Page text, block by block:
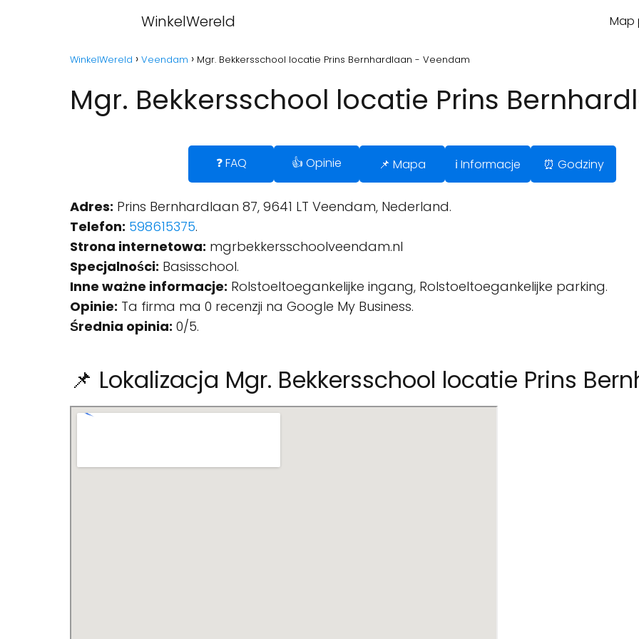
WinkelWereld Map
WinkelWereld Veendam Mgr. Bekkersschool locatie Prins Bernhardlaan - Veendam
Mgr. Bekkersschool locatie Prins
❓ FAQ 👍 Opinie 📌 Mapa ℹ️ Informacje ⏰ Godziny
Adres: Prins Bernhardlaan 87, 9641 LT Veendam, Nederland.
Telefon: 598615375.
Strona internetowa: mgrbekkersschoolveendam.nl
Specjalności: Basisschool.
Inne ważne informacje: Rolstoeltoegankelijke ingang, Rolstoeltoegankelijke parking.
Opinie: Ta firma ma 0 recenzji na Google My Business.
Średnia opinia: 0/5.
📌 Lokalizacja Mgr. Bekkersschool locatie Prins